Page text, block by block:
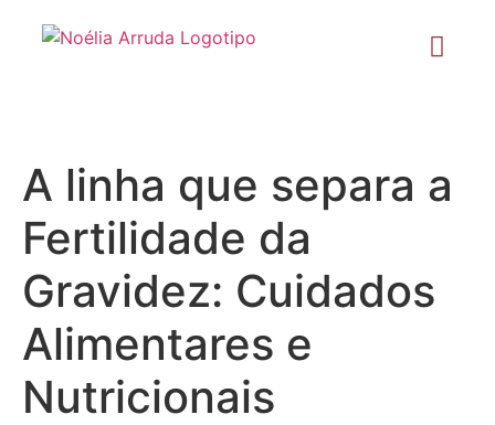
A linha que separa a
Fertilidade da
Gravidez: Cuidados
Alimentares e
Nutricionais